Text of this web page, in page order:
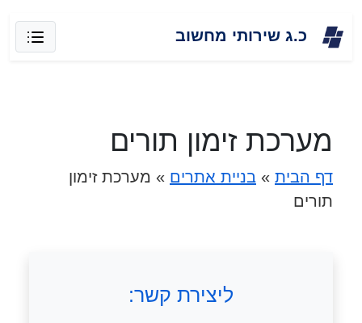
כ.ג שירותי מחשוב
מערכת זימון תורים
דף הבית » בניית אתרים » מערכת זימון
תורים
ליצירת קשר: